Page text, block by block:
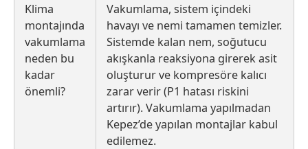
Klima
montajında
vakumlama
neden bu
kadar
önemli?
Vakumlama, sistem içindeki
havayı ve nemi tamamen temizler.
Sistemde kalan nem, soğutucu
akışkanla reaksiyona girerek asit
oluşturur ve kompresöre kalıcı
zarar verir (P1 hatası riskini
artırır). Vakumlama yapılmadan
Kepez’de yapılan montajlar kabul
edilemez.